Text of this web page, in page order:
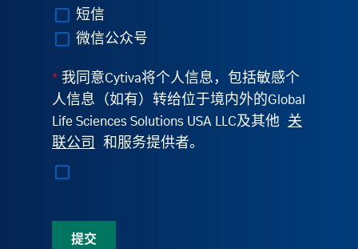
短信
微信公众号
* 我同意Cytiva将个人信息，包括敏感个
人信息（如有）转给位于境内外的Global
Life Sciences Solutions USA LLC及其他
关
联公司
和服务提供者。
提交